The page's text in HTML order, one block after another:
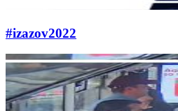
#izazov2022